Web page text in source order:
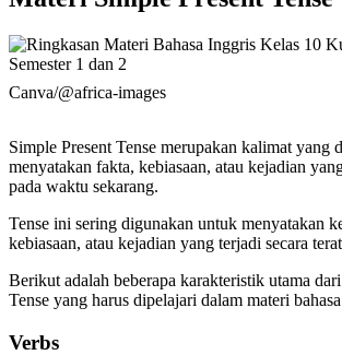
Canva/@africa-images
Simple Present Tense merupakan kalimat yang
menyatakan fakta, kebiasaan, atau kejadian
pada waktu sekarang.
Tense ini sering digunakan untuk menyatakan
kebiasaan, atau kejadian yang terjadi secara
Berikut adalah beberapa karakteristik utama
Tense yang harus dipelajari dalam materi
Verbs